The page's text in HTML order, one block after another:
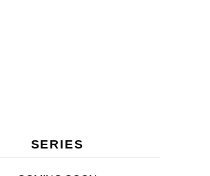
SERIES